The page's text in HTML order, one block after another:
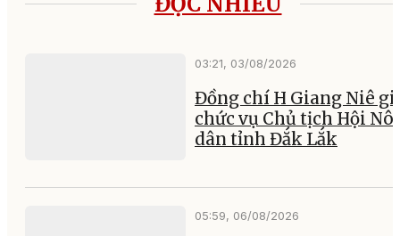
03:21, 03/08/2026
Đồng chí H Giang Niê
chức vụ Chủ tịch Hội
dân tỉnh Đắk Lắk
05:59, 06/08/2026